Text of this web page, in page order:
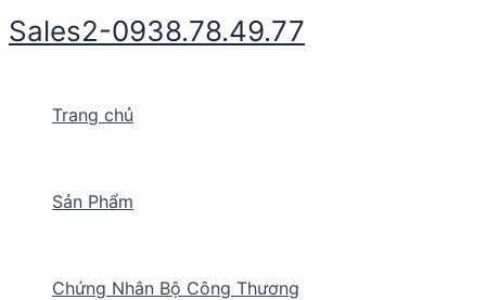
Nhảy
tới
Sales2-0938.78.49.77
Trang chủ
Sản Phẩm
Chứng Nhân Bộ Công Thương